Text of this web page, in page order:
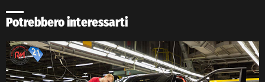
Potrebbero interessarti